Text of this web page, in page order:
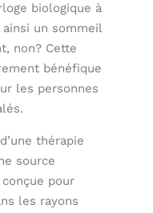
biologique à
un sommeil
non? Cette
bénéfique
les personnes
thérapie
source
pour
les rayons